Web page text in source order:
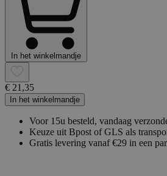
In het winkelmandje
€ 21,35
In het winkelmandje
Voor 15u besteld, vandaag
Keuze uit Bpost of GLS als
Gratis levering vanaf €29 in een